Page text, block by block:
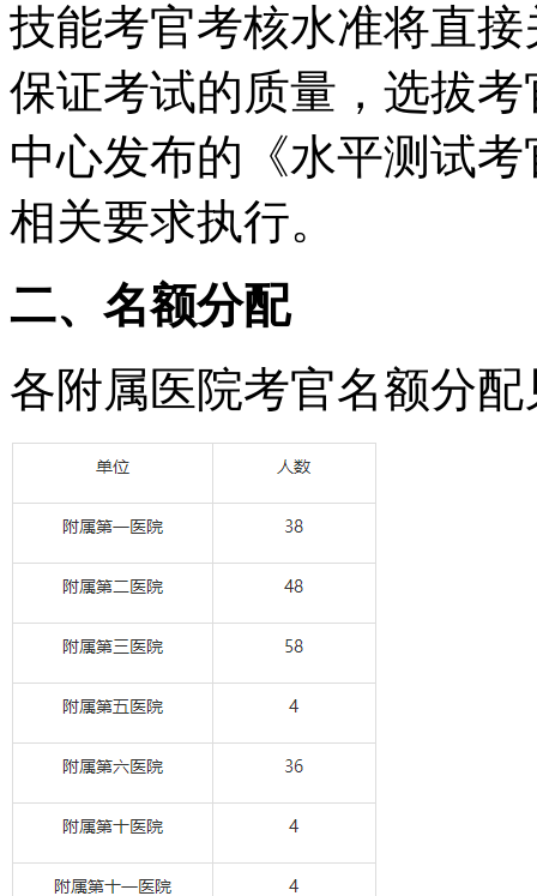
技能考官考核水准将直
保证考试的质量，选拔
中心发布的《水平测试
相关要求执行。
二、名额分配
各附属医院考官名额分配